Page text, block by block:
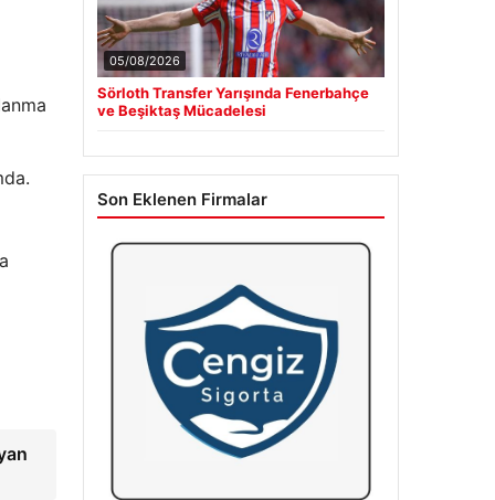
05/08/2026
Sörloth Transfer Yarışında Fenerbahçe
ve Beşiktaş Mücadelesi
Son Eklenen Firmalar